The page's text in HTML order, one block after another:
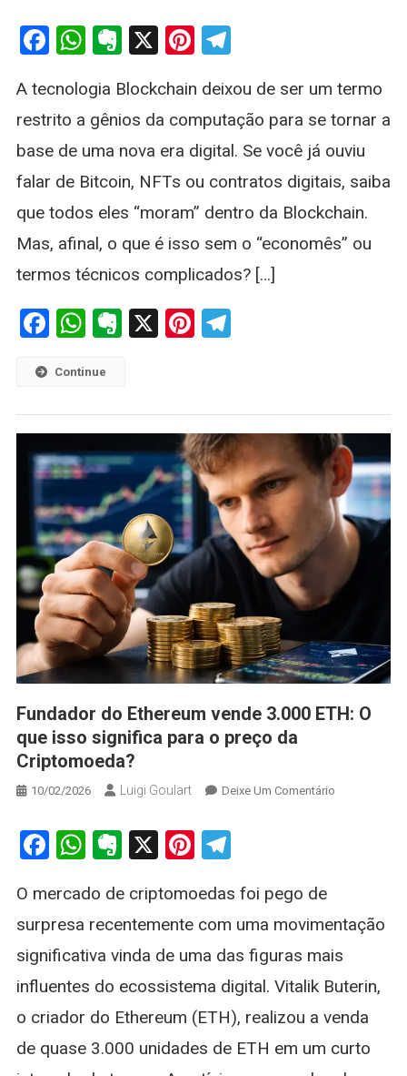
O
Guia
E
Simples
Sobre
A
Tecnologia
Facebook
WhatsApp
Evernote
X Pinterest
Telegram
A tecnologia Blockchain deixou de ser um termo
restrito a gênios da computação para se tornar a
base de uma nova era digital. Se você já ouviu
falar de Bitcoin, NFTs ou contratos digitais, saiba
que todos eles “moram” dentro da Blockchain.
Mas, afinal, o que é isso sem o “economês” ou
termos técnicos complicados? […]
Facebook
WhatsApp
Evernote
X Pinterest
Telegram
Continue
Fundador do Ethereum vende 3.000 ETH: O
que isso significa para o preço da
Criptomoeda?
10/02/2026 Luigi Goulart Deixe Um ComentárioOn
Que
Isso
Significa
Para
Facebook
WhatsApp
Evernote
X Pinterest
Telegram
O mercado de criptomoedas foi pego de
surpresa recentemente com uma movimentação
significativa vinda de uma das figuras mais
influentes do ecossistema digital. Vitalik Buterin,
o criador do Ethereum (ETH), realizou a venda
de quase 3.000 unidades de ETH em um curto